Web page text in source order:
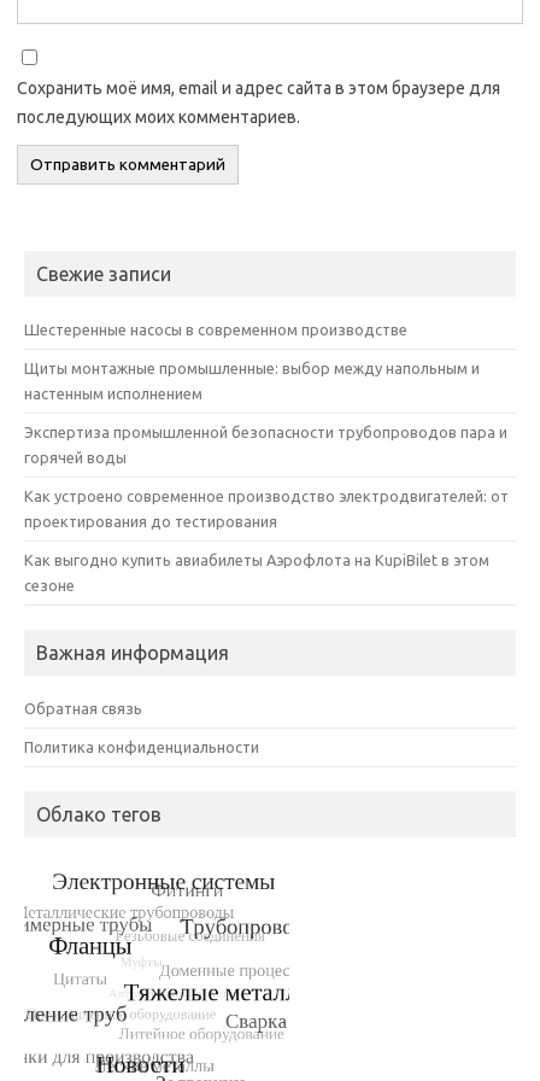
Сохранить моё имя, email и адрес сайта в этом браузере для
последующих моих комментариев.
Свежие записи
Шестеренные насосы в современном производстве
Щиты монтажные промышленные: выбор между напольным и
настенным исполнением
Экспертиза промышленной безопасности трубопроводов пара и
горячей воды
Как устроено современное производство электродвигателей: от
проектирования до тестирования
Как выгодно купить авиабилеты Аэрофлота на KupiBilet в этом
сезоне
Важная информация
Обратная связь
Политика конфиденциальности
Облако тегов